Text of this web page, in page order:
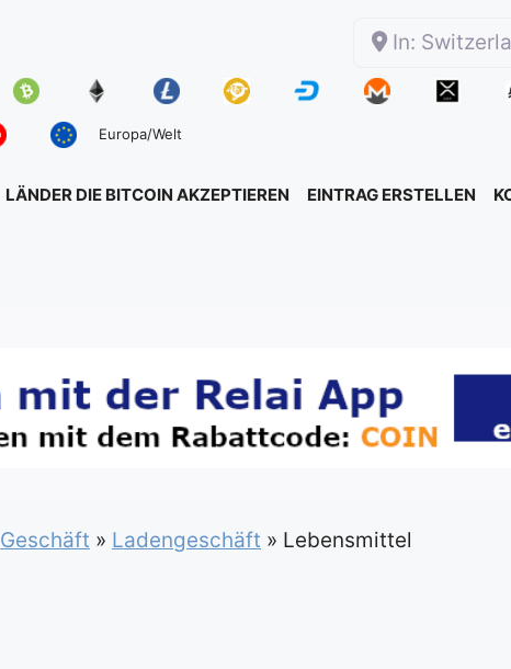
In:
Europa/Welt
LÄNDER DIE BITCOIN AKZEPTIEREN EINTRAG ERSTELLEN
Geschäft » Ladengeschäft » Lebensmittel